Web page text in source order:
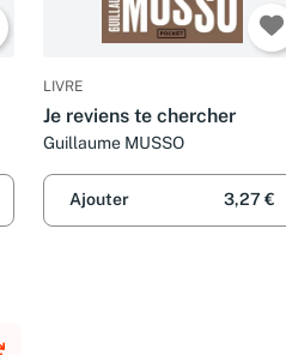
LIVRE
Je reviens te chercher
Guillaume MUSSO
Ajouter 3,27 €